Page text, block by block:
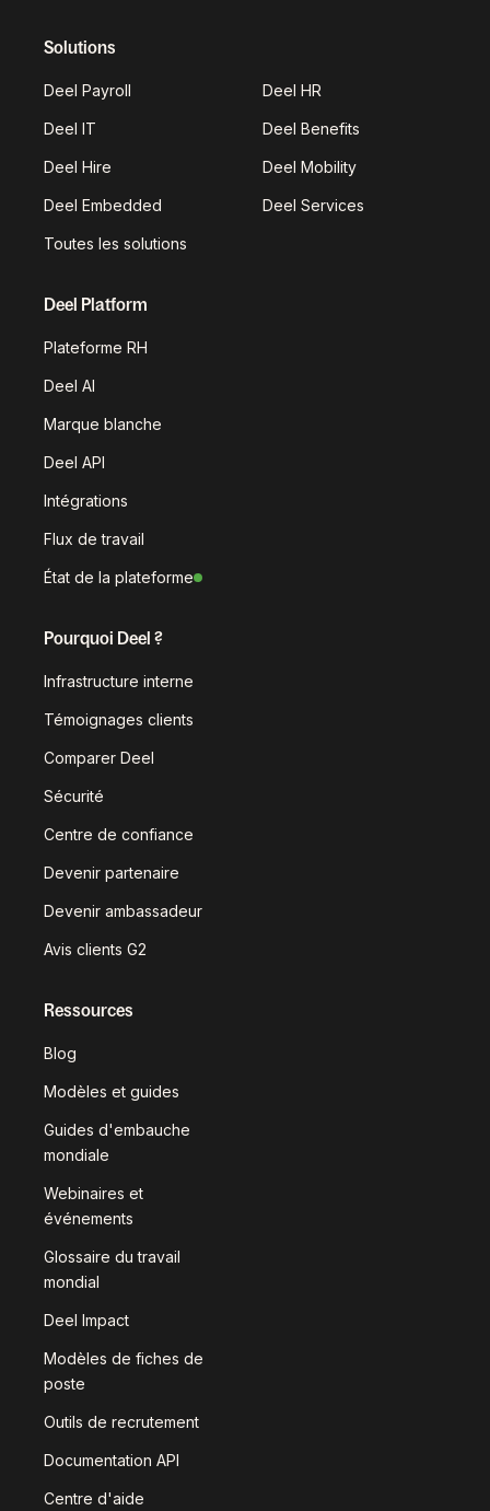
Solutions
Deel Payroll Deel HR
Deel IT Deel Benefits
Deel Hire Deel Mobility
Deel Embedded Deel Services
Toutes les solutions
Deel Platform
Plateforme RH
Deel AI
Marque blanche
Deel API
Intégrations
Flux de travail
État de la plateforme
Pourquoi Deel ?
Infrastructure interne
Témoignages clients
Comparer Deel
Sécurité
Centre de confiance
Devenir partenaire
Devenir ambassadeur
Avis clients G2
Ressources
Blog
Modèles et guides
Guides d'embauche
mondiale
Webinaires et
événements
Glossaire du travail
mondial
Deel Impact
Modèles de fiches de
poste
Outils de recrutement
Documentation API
Centre d'aide